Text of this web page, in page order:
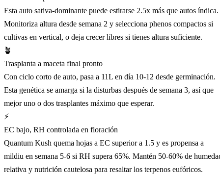
Esta auto sativa-dominante puede estirarse 2.5x más que autos índica.
Monitoriza altura desde semana 2 y selecciona phenos compactos si
cultivas en vertical, o deja crecer libres si tienes altura suficiente.
🪴
Trasplanta a maceta final pronto
Con ciclo corto de auto, pasa a 11L en día 10-12 desde germinación.
Esta genética se amarga si la disturbas después de semana 3, así que
mejor uno o dos trasplantes máximo que esperar.
⚡
EC bajo, RH controlada en floración
Quantum Kush quema hojas a EC superior a 1.5 y es propensa a
mildiu en semana 5-6 si RH supera 65%. Mantén 50-60% de
relativa y nutrición cautelosa para resaltar los terpenos eufóricos.